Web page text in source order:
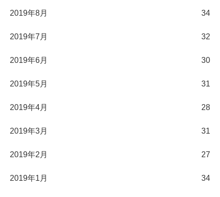
2019年8月 34
2019年7月 32
2019年6月 30
2019年5月 31
2019年4月 28
2019年3月 31
2019年2月 27
2019年1月 34